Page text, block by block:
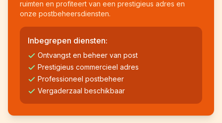
ruimten en profiteert van een prestigieus adres en
onze postbeheersdiensten.
Inbegrepen diensten:
Ontvangst en beheer van post
Prestigieus commercieel adres
Professioneel postbeheer
Vergaderzaal beschikbaar